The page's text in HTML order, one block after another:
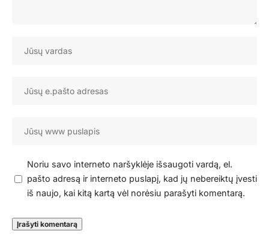
Noriu savo interneto naršyklėje išsaugoti vardą, el.
pašto adresą ir interneto puslapį, kad jų nebereiktų įvesti
iš naujo, kai kitą kartą vėl norėsiu parašyti komentarą.